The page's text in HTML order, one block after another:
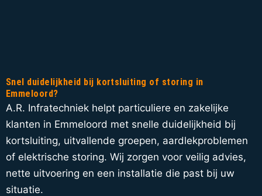
Snel duidelijkheid bij kortsluiting of storing in
Emmeloord?
A.R. Infratechniek helpt particuliere en zakelijke
klanten in Emmeloord met snelle duidelijkheid bij
kortsluiting, uitvallende groepen, aardlekproblemen
of elektrische storing. Wij zorgen voor veilig advies,
nette uitvoering en een installatie die past bij uw
situatie.